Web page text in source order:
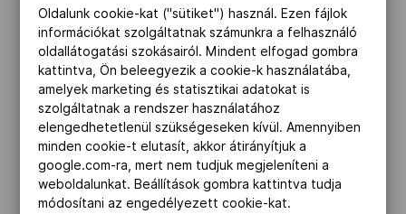
Az összetett Vk állása 32 verseny után
(még 2 van hátra): 1. Marcel Hirscher
(osztrák) 1375 pont, 2. Svindal 1226, 3.
Ted Ligety (amerikai) 922
Nők:
A szuper-óriásműlesikló Vk végeredménye
6 verseny után: 1. Tina Maze (szlovén)
Oldalunk cookie-kat ("sütiket") használ. Ezen fájlok
információkat szolgáltatnak számunkra a felhasználó
oldallátogatási szokásairól. Mindent elfogad gombra
kattintva, Ön beleegyezik a cookie-k használatába,
amelyek marketing és statisztikai adatokat is
szolgáltatnak a rendszer használatához
elengedhetetlenül szükségeseken kívül. Amennyiben
minden cookie-t elutasít, akkor átirányítjuk a
google.com-ra, mert nem tudjuk megjeleníteni a
weboldalunkat. Beállítások gombra kattintva tudja
módosítani az engedélyezett cookie-kat.